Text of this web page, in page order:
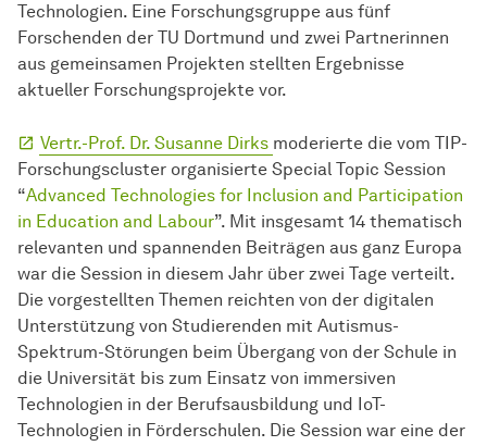
Technologien. Eine Forschungsgruppe aus fünf
Forschenden der TU Dortmund und zwei Partnerinnen
aus gemeinsamen Projekten stellten Ergebnisse
aktueller Forschungsprojekte vor.
Vertr.-Prof. Dr. Susanne Dirks moderierte die vom TIP-
Forschungs­cluster organisierte Special Topic Session
“Advanced Technologies for Inclusion and Participation
in Education and Labour”. Mit insgesamt 14 thematisch
relevanten und spannenden Beiträgen aus ganz Europa
war die Session in diesem Jahr über zwei Tage verteilt.
Die vorgestellten Themen reichten von der digitalen
Unterstützung von Studierenden mit Autismus-
Spektrum-Störungen beim Übergang von der Schule in
die Universität bis zum Einsatz von immersiven
Technologien in der Berufsausbildung und IoT-
Technologien in Förderschulen. Die Session war eine der